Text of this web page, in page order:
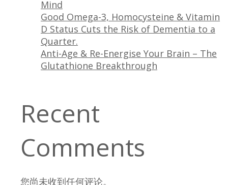
Mind
Good Omega-3, Homocysteine & Vitamin
D Status Cuts the Risk of Dementia to a
Quarter.
Anti-Age & Re-Energise Your Brain – The
Glutathione Breakthrough
Recent
Comments
您尚未收到任何评论。